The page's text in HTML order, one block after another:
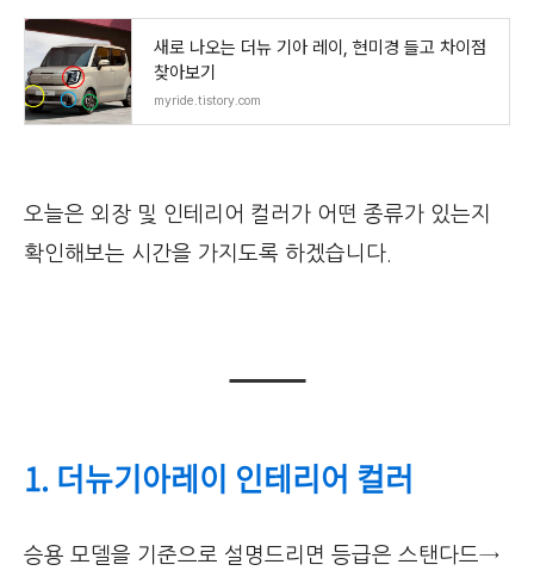
새로 나오는 더뉴 기아 레이, 현미경 들고 차이점
찾아보기
myride.tistory.com
오늘은 외장 및 인테리어 컬러가 어떤 종류가 있는지
확인해보는 시간을 가지도록 하겠습니다.
1. 더뉴기아레이 인테리어 컬러
승용 모델을 기준으로 설명드리면 등급은 스탠다드→